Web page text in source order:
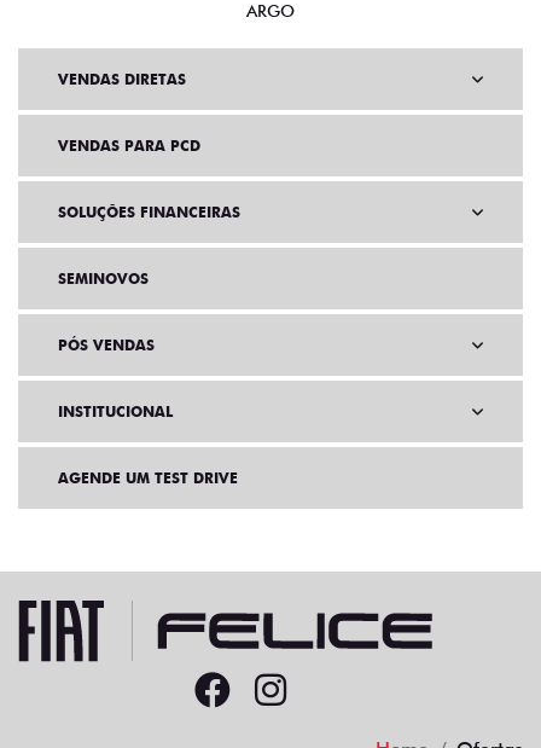
ARGO
VENDAS DIRETAS
VENDAS PARA PCD
SOLUÇÕES FINANCEIRAS
SEMINOVOS
PÓS VENDAS
INSTITUCIONAL
AGENDE UM TEST DRIVE